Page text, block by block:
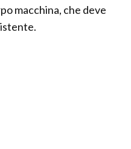
macchina, che deve